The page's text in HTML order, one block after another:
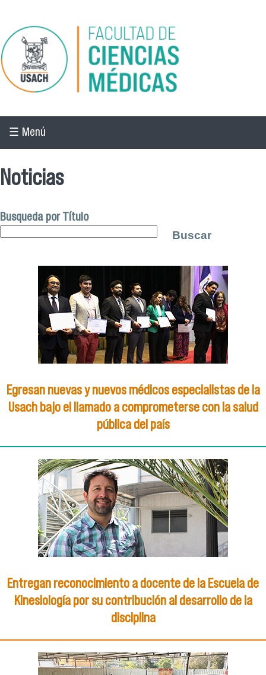
Pasar al contenido principal
☰ Menú
Noticias
Busqueda por Título
Egresan nuevas y nuevos médicos especialistas de la
Usach bajo el llamado a comprometerse con la salud
pública del país
Entregan reconocimiento a docente de la Escuela de
Kinesiología por su contribución al desarrollo de la
disciplina